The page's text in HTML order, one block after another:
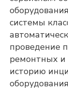
системы
проведение
ремонтных и
историю
и мы
вами